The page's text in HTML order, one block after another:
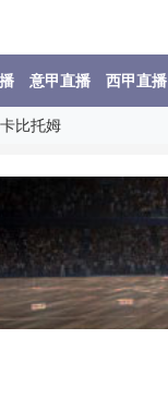
意甲直播 西甲直播
比托姆